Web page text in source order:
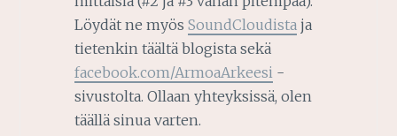
Löydät ne myös SoundCloudista ja
tietenkin täältä blogista sekä
facebook.com/ArmoaArkeesi -
sivustolta. Ollaan yhteyksissä, olen
täällä sinua varten.